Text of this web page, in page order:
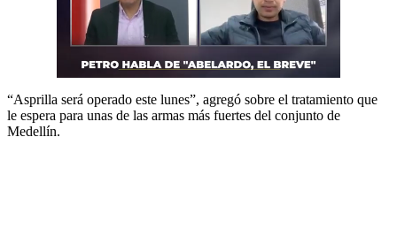
“Asprilla será operado este lunes”, agregó sobre el tratamiento que
le espera para unas de las armas más fuertes del conjunto de
Medellín.